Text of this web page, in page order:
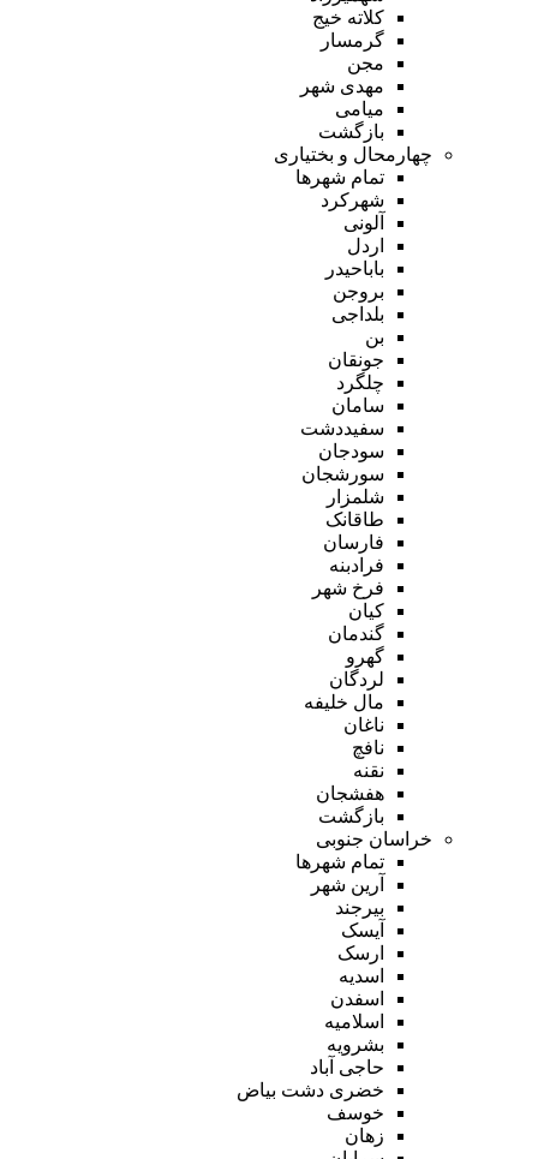
کلاته خیج
گرمسار
مجن
مهدی شهر
میامی
بازگشت
چهارمحال و بختیاری
تمام شهر‌ها
شهرکرد
آلونی
اردل
باباحیدر
بروجن
بلداجی
بن
جونقان
چلگرد
سامان
سفیددشت
سودجان
سورشجان
شلمزار
طاقانک
فارسان
فرادبنه
فرخ شهر
کیان
گندمان
گهرو
لردگان
مال خلیفه
ناغان
نافچ
نقنه
هفشجان
بازگشت
خراسان جنوبی
تمام شهر‌ها
آرین شهر
بیرجند
آیسک
ارسک
اسدیه
اسفدن
اسلامیه
بشرویه
حاجی آباد
خضری دشت بیاض
خوسف
زهان